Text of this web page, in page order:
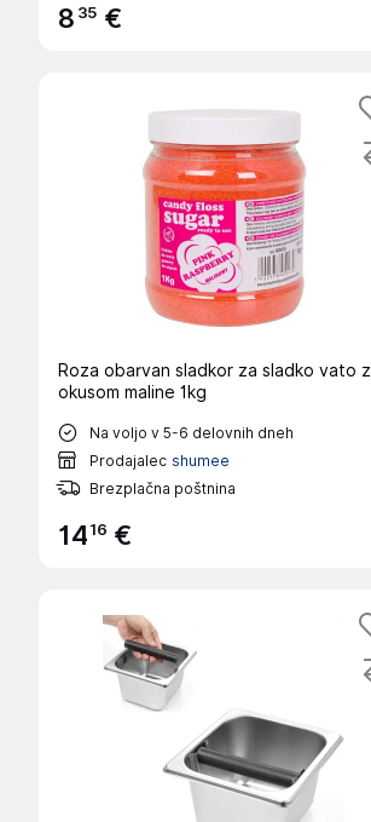
8 35 €
Roza obarvan sladkor za sladko vato z
okusom maline 1kg
Na voljo v 5-6 delovnih dneh
Prodajalec shumee
Brezplačna poštnina
1416 €